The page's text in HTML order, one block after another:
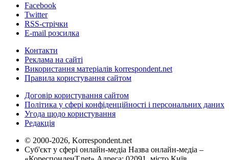
Facebook
Twitter
RSS-стрічки
E-mail розсилка
Контакти
Реклама на сайті
Використання матеріалів korrespondent.net
Правила користування сайтом
Договір користування сайтом
Політика у сфері конфіденційності і персональних даних
Угода щодо користування
Редакція
© 2000-2026, Korrespondent.net
Суб'єкт у сфері онлайн-медіа Назва онлайн-медіа –